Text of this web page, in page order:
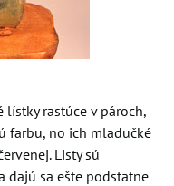
lístky rastúce v pároch,
farbu, no ich mladučké
Listy sú
dajú sa ešte podstatne